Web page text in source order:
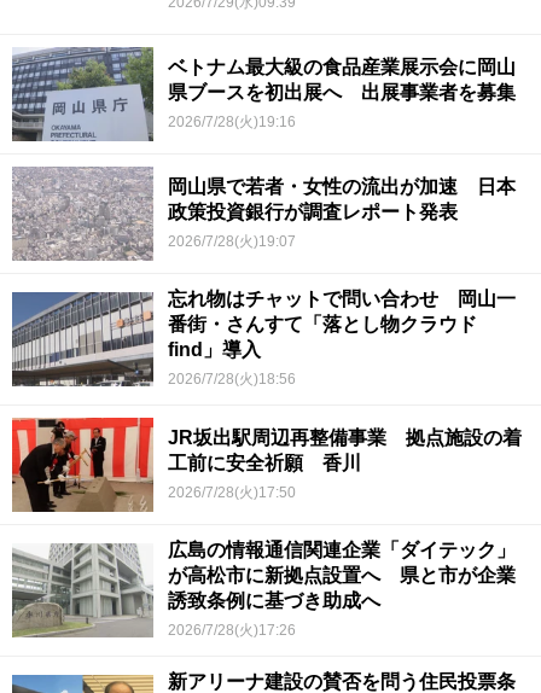
ベトナム最大級の食品産業展示会に岡山
県ブースを初出展へ 出展事業者を募集
2026/7/28(火)19:16
岡山県で若者・女性の流出が加速 日本
政策投資銀行が調査レポート発表
2026/7/28(火)19:07
忘れ物はチャットで問い合わせ 岡山一
番街・さんすて「落とし物クラウド
find」導入
2026/7/28(火)18:56
JR坂出駅周辺再整備事業 拠点施設の着
工前に安全祈願 香川
2026/7/28(火)17:50
広島の情報通信関連企業「ダイテック」
が高松市に新拠点設置へ 県と市が企業
誘致条例に基づき助成へ
2026/7/28(火)17:26
新アリーナ建設の賛否を問う住民投票条